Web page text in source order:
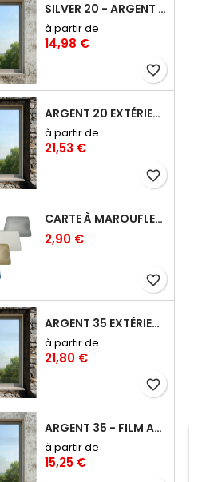
SILVER 20 - ARGENT 20 FILM ANTI-CHALEUR, ANTI ÉBLOUISSEMENT RÉFLÉCHISSANT SAINT-GOBAIN SOLAR GARD
à partir de
14,98 €
favorite_border
ARGENT 20 EXTÉRIEUR : FILM ANTI-CHALEUR ET ANTI-ÉBLOUISSEMENT POSE EXTÉRIEURE
à partir de
21,53 €
favorite_border
CARTE À MAROUFLER RIGIDE COINS ARRONDIS – 10 CM
2,90 €
favorite_border
ARGENT 35 EXTÉRIEUR - FILM ANTI-CHALEUR, ANTI ÉBLOUISSEMENT RÉFLÉCHISSANT
à partir de
21,80 €
favorite_border
ARGENT 35 - FILM ANTI-CHALEUR, ANTI ÉBLOUISSEMENT RÉFLÉCHISSANT
à partir de
15,25 €